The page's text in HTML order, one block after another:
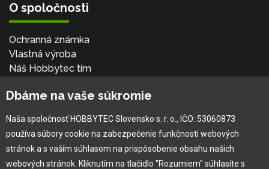
O spoločnosti
Ochranná známka
Vlastná výroba
Náš Hobbytec tím
Naša história
Pre zákazníka
Dbáme na vaše súkromie
Naša spoločnosť HOBBYTEC Slovensko s. r. o., IČO: 53060873
používa súbory cookie na zabezpečenie funkčnosti webových
stránok a s vaším súhlasom na prispôsobenie obsahu našich
webových stránok. Kliknutím na tlačidlo "Rozumiem" súhlasíte s